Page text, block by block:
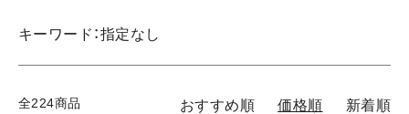
キーワード：指定なし
全224商品 おすすめ順 価格順 新着順